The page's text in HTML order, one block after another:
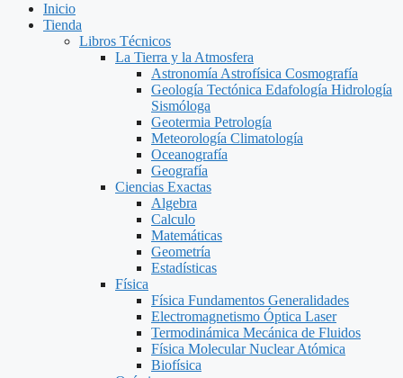
Inicio
Tienda
Libros Técnicos
La Tierra y la Atmosfera
Astronomía Astrofísica Cosmografía
Geología Tectónica Edafología Hidrología
Sismóloga
Geotermia Petrología
Meteorología Climatología
Oceanografía
Geografía
Ciencias Exactas
Algebra
Calculo
Matemáticas
Geometría
Estadísticas
Física
Física Fundamentos Generalidades
Electromagnetismo Óptica Laser
Termodinámica Mecánica de Fluidos
Física Molecular Nuclear Atómica
Biofísica